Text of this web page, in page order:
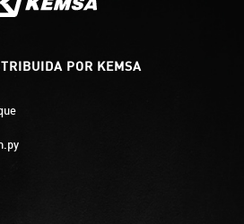
POR KEMSA